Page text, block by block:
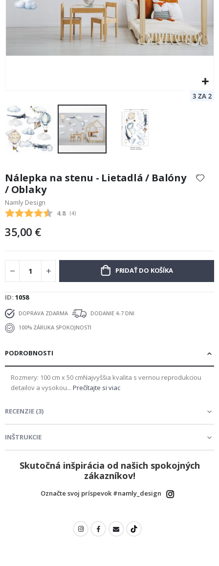
začiatok
galérie
obrázkov
Nálepka na stenu - Lietadlá / Balóny
/ Oblaky
Namly Design
Priemerne hodnotenie:
4.8 (hlasy:
4)
35,00 €
PRIDAŤ DO KOŠÍKA
ID 1058
DOPRAVA ZDARMA
DODANIE 4-7 DNI
100% ZÁRUKA SPOKOJNOSTI
PODROBNOSTI
Rozmery: 100 cm x 50 cmNajvyššia kvalita s vernou reprodukciou
detailov a vysokou... Prečítajte si viac
RECENZIE (3)
INŠTRUKCIE
Skutočná inšpirácia od našich spokojných
zákazníkov!
Označte svoj príspevok #namly_design